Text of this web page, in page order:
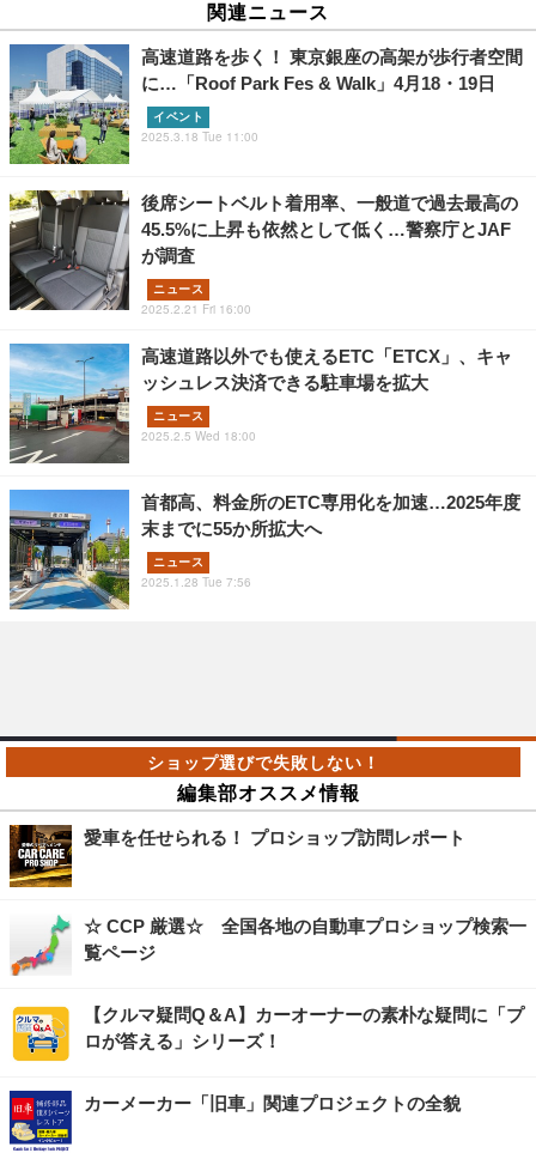
関連ニュース
高速道路を歩く！ 東京銀座の高架が歩行者空間
に…「Roof Park Fes & Walk」4月18・19日
イベント
2025.3.18 Tue 11:00
後席シートベルト着用率、一般道で過去最高の
45.5%に上昇も依然として低く…警察庁とJAF
が調査
ニュース
2025.2.21 Fri 16:00
高速道路以外でも使えるETC「ETCX」、キャ
ッシュレス決済できる駐車場を拡大
ニュース
2025.2.5 Wed 18:00
首都高、料金所のETC専用化を加速…2025年度
末までに55か所拡大へ
ニュース
2025.1.28 Tue 7:56
編集部オススメ情報
愛車を任せられる！ プロショップ訪問レポート
☆ CCP 厳選☆ 全国各地の自動車プロショップ検索一
覧ページ
【クルマ疑問Q＆A】カーオーナーの素朴な疑問に「プ
ロが答える」シリーズ！
カーメーカー「旧車」関連プロジェクトの全貌